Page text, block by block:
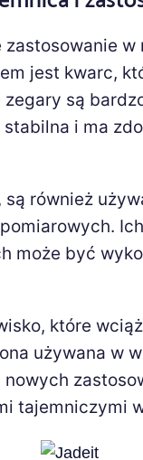
zastosowanie
jest kwarc,
są
i ma
również
może być
które
używana w
tajemniczymi